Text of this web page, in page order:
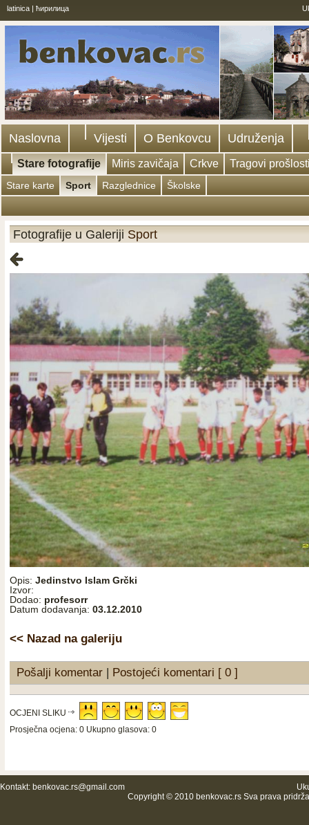
latinica | ћирилица
Naslovna Vijesti O Benkovcu Udruženja
Stare fotografije Miris zavičaja Crkve Tragovi
Stare karte Sport Razglednice Školske
Fotografije u Galeriji Sport
Opis: Jedinstvo Islam Grčki
Izvor:
Dodao: profesorr
Datum dodavanja: 03.12.2010
<< Nazad na galeriju
Pošalji komentar | Postojeći komentari [ 0 ]
OCJENI SLIKU
Prosječna ocjena: 0 Ukupno glasova: 0
Kontakt: benkovac.rs@gmail.com
Copyright © 2010 benkovac.rs Sva prava